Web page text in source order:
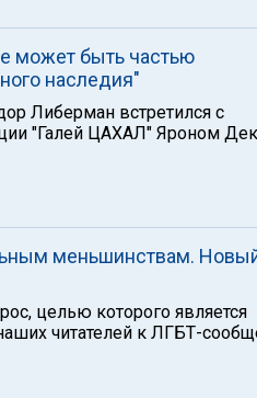
может быть частью
наследия"
Либерман встретился с
"Галей ЦАХАЛ" Яроном
меньшинствам.
целью которого является
читателей к ЛГБТ-